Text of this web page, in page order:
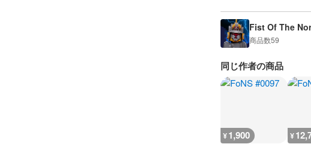
Fist Of The
商品数59
同じ作者の商品
¥1,900 ¥